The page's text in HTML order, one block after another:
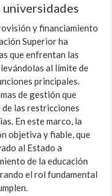
universidades
y financiamiento
Superior ha
que enfrentan las
al límite de
principales.
de gestión que
las restricciones
En este marco, la
objetiva y fiable, que
al Estado a
de la educación
el rol fundamental